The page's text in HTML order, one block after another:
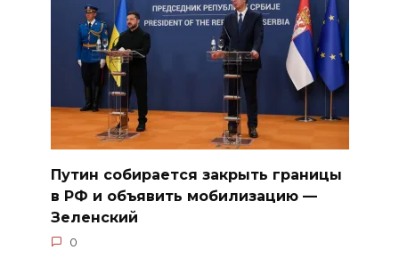
Путин собирается закрыть границы
в РФ и объявить мобилизацию —
Зеленский
0